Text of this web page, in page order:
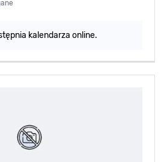
kalendarza online.